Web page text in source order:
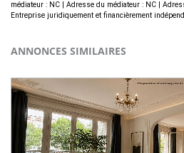
médiateur : NC | Adresse du médiateur : NC |
Entreprise juridiquement et financièrement
ANNONCES SIMILAIRES